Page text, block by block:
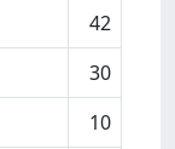
42
30
10